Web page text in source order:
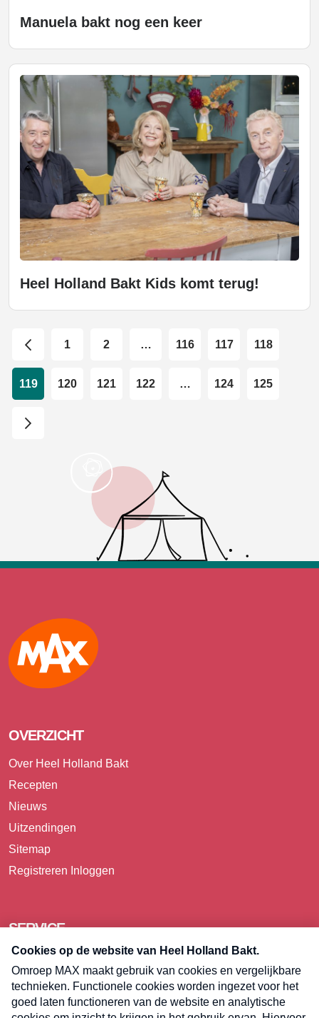
Manuela bakt nog een keer
Heel Holland Bakt Kids komt terug!
1 2 … 116 117 118
119 120 121 122 … 124 125
Max
OVERZICHT
Over Heel Holland Bakt
Recepten
Nieuws
Uitzendingen
Sitemap
Registreren Inloggen
SERVICE
Over Omroep MAX
Pers
Contact